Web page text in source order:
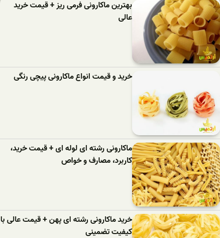
بهترین ماکارونی فرمی ریز + قیمت خرید
عالی
خرید و قیمت انواع ماکارونی پیچی رنگی
ماکارونی رشته ای لوله ای + قیمت خرید،
کاربرد، مصارف و خواص
خرید ماکارونی رشته ای پهن + قیمت عالی با
کیفیت تضمینی